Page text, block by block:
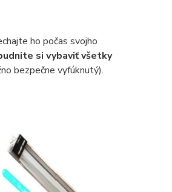
ho počas svojho
si vybaviť všetky
bezpečne vyfúknutý).